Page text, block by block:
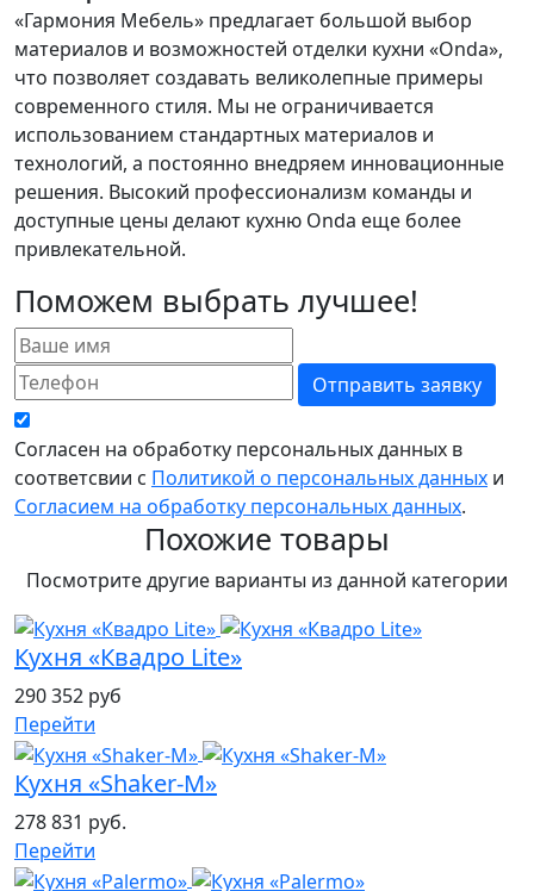
«Гармония Мебель» предлагает большой выбор
материалов и возможностей отделки кухни «Onda»,
что позволяет создавать великолепные примеры
современного стиля. Мы не ограничивается
использованием стандартных материалов и
технологий, а постоянно внедряем инновационные
решения. Высокий профессионализм команды и
доступные цены делают кухню Onda еще более
привлекательной.
Поможем выбрать лучшее!
Отправить заявку
Согласен на обработку персональных данных в
соответсвии с Политикой о персональных данных и
Согласием на обработку персональных данных.
Похожие товары
Посмотрите другие варианты из данной категории
Кухня «Квадро Lite»
290 352 руб
Перейти
Кухня «Shaker-M»
278 831 руб.
Перейти